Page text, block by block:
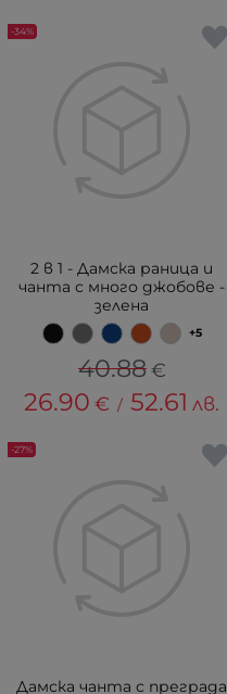
2 в 1 - Дамска раница и
чанта с много джобове -
зелена
+5
40.88 €
26.90 € / 52.61 лв.
-34%
Дамска чанта с преграда
-27%